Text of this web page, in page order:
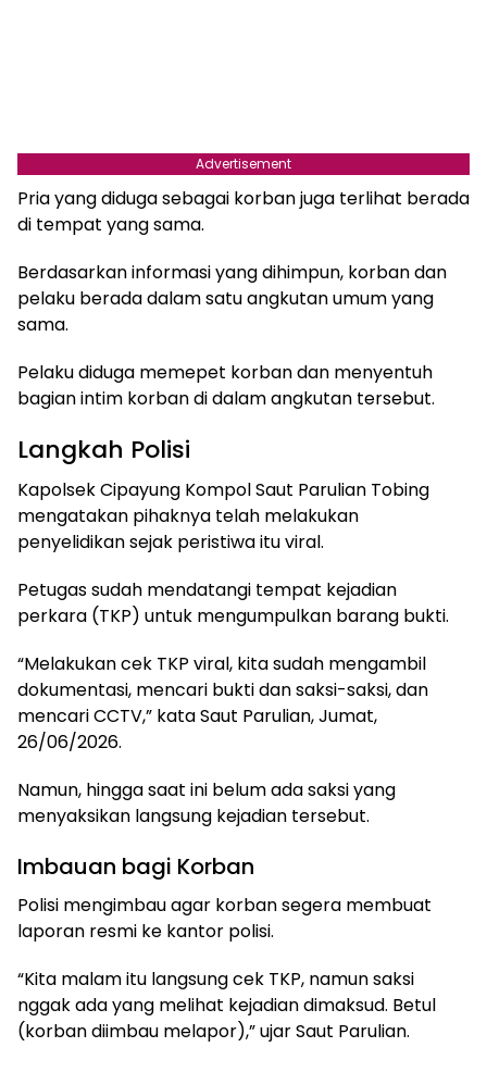
Advertisement
Pria yang diduga sebagai korban juga terlihat berada
di tempat yang sama.
Berdasarkan informasi yang dihimpun, korban dan
pelaku berada dalam satu angkutan umum yang
sama.
Pelaku diduga memepet korban dan menyentuh
bagian intim korban di dalam angkutan tersebut.
Langkah Polisi
Kapolsek Cipayung Kompol Saut Parulian Tobing
mengatakan pihaknya telah melakukan
penyelidikan sejak peristiwa itu viral.
Petugas sudah mendatangi tempat kejadian
perkara (TKP) untuk mengumpulkan barang bukti.
“Melakukan cek TKP viral, kita sudah mengambil
dokumentasi, mencari bukti dan saksi-saksi, dan
mencari CCTV,” kata Saut Parulian, Jumat,
26/06/2026.
Namun, hingga saat ini belum ada saksi yang
menyaksikan langsung kejadian tersebut.
Imbauan bagi Korban
Polisi mengimbau agar korban segera membuat
laporan resmi ke kantor polisi.
“Kita malam itu langsung cek TKP, namun saksi
nggak ada yang melihat kejadian dimaksud. Betul
(korban diimbau melapor),” ujar Saut Parulian.